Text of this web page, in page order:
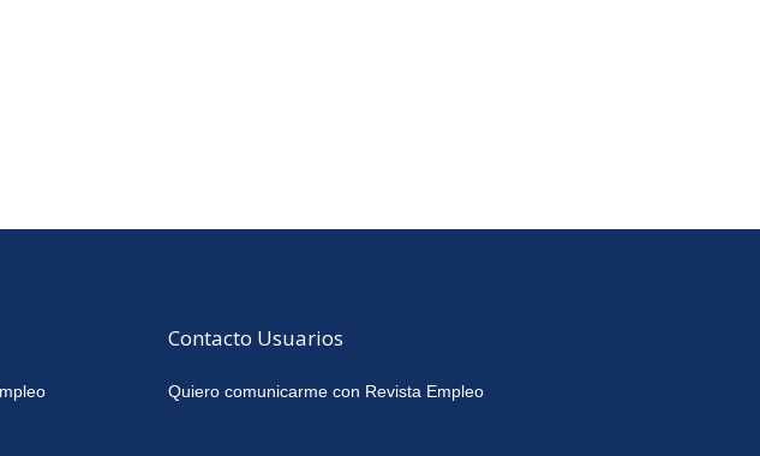
Contacto Usuarios
Quiero comunicarme con Revista Empleo